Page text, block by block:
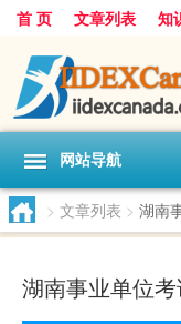
首 页 文章列表 知
网站导航
> 文章列表 > 湖南
湖南事业单位